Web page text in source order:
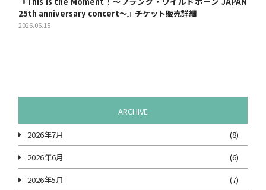
25th anniversary concert～』チケット販売詳細
2026.06.15
ARCHIVE
2026年7月
(8)
2026年6月
(6)
2026年5月
(7)